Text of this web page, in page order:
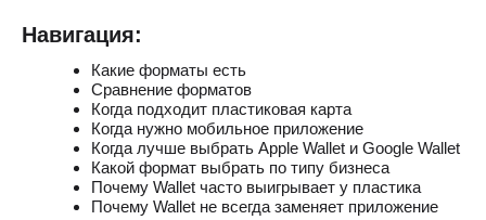
Навигация:
Какие форматы есть
Сравнение форматов
Когда подходит пластиковая карта
Когда нужно мобильное приложение
Когда лучше выбрать Apple Wallet и Google Wallet
Какой формат выбрать по типу бизнеса
Почему Wallet часто выигрывает у пластика
Почему Wallet не всегда заменяет приложение